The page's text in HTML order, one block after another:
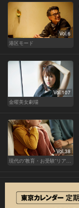
Vol.6
港区モード
Vol.107
金曜美女劇場
Vol.38